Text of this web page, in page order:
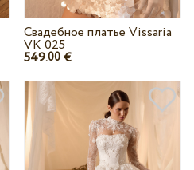
Свадебное платье Vissaria
VK 025
549.00 €